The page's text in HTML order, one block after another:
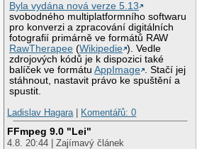
Byla vydána nová verze 5.13
svobodného multiplatformního softwaru
pro konverzi a zpracování digitálních
fotografií primárně ve formátů RAW
RawTherapee (Wikipedie ). Vedle
zdrojových kódů je k dispozici také
balíček ve formátuAppImage . Stačí jej
stáhnout, nastavit právo ke spuštění a
spustit.
Ladislav Hagara| Komentářů: 0
FFmpeg 9.0 "Lei"
4.8. 20:44 | Zajímavý článek